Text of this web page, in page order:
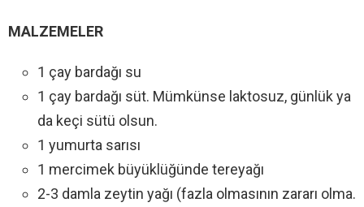
MALZEMELER
1 çay bardağı su
1 çay bardağı süt. Mümkünse laktosuz, günlük ya
da keçi sütü olsun.
1 yumurta sarısı
1 mercimek büyüklüğünde tereyağı
2-3 damla zeytin yağı (fazla olmasının zararı olma.